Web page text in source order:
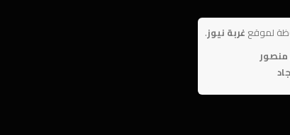
لموقع غربة نيوز.
منصور